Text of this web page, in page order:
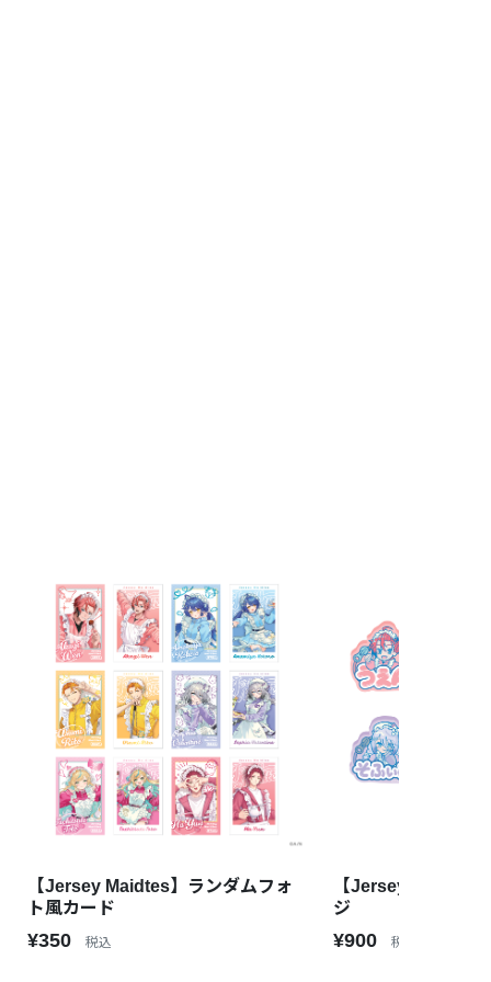
【Jersey Maidtes】ランダムフォ
ト風カード
¥350 税込
【Jersey Maidtes
ジ
¥900 税込